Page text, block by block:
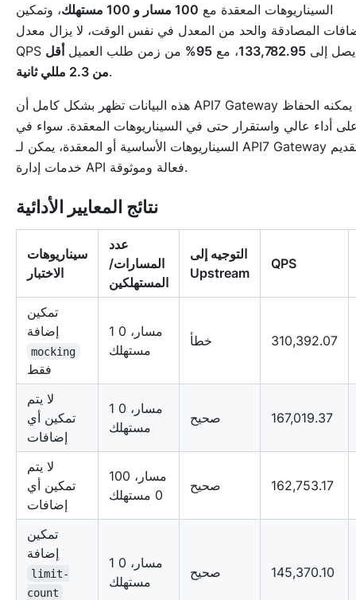
السيناريوهات المعقدة مع 100 مسار و 100 مستهلك
، وتمكين
المصادقة والحد من المعدل في نفس الوقت، لا يزال معدل
QPS يصل إلى 133,782.95، مع 95% من زمن طلب العميل أقل
من 2.3 مللي ثانية.
هذه البيانات تظهر بشكل كامل أن API7 Gateway يمكنه الحفاظ
أداء عالي واستقرار حتى في السيناريوهات المعقدة. سواء في
السيناريوهات الأساسية أو المعقدة، يمكن لـ API7 Gateway تقديم
خدمات إدارة API فعالة وموثوقة.
نتائج المعايير الأدائية
سيناريوهات
الاختبار
عدد
المسارات/
المستهلكين
التوجيه إلى
Upstream
QPS
تمكين
إضافة
mocking
فقط
1 مسار، 0
مستهلك
خطأ 310,392.07
لا يتم
تمكين أي
إضافات
1 مسار، 0
مستهلك
صحيح 167,019.37
لا يتم
تمكين أي
إضافات
100 مسار،
0 مستهلك
صحيح 162,753.17
تمكين
إضافة
limit-
count
1 مسار، 0
مستهلك
صحيح 145,370.10